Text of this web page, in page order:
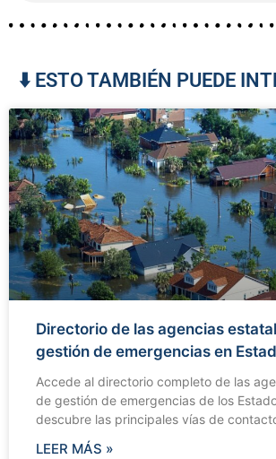
⬇️ ESTO TAMBIÉN PUEDE
Directorio de las agencias
gestión de emergencias en
Accede al directorio completo de las
de gestión de emergencias de los
descubre las principales vías de
LEER MÁS »